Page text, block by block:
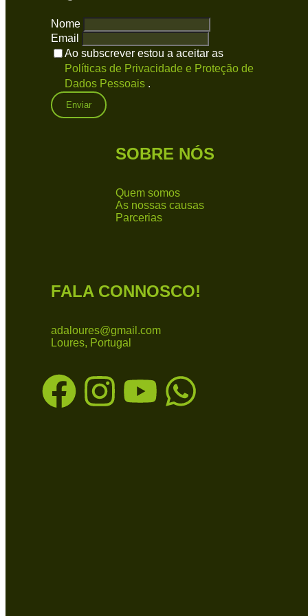
Nome
Email
Ao subscrever estou a aceitar as
Políticas de Privacidade e Proteção de
Dados Pessoais .
SOBRE NÓS
Quem somos
As nossas causas
Parcerias
FALA CONNOSCO!
adaloures@gmail.com
Loures, Portugal